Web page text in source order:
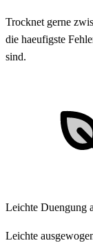
Trocknet gerne
die haeufigste
sind.
Leichte Duengung
Leichte